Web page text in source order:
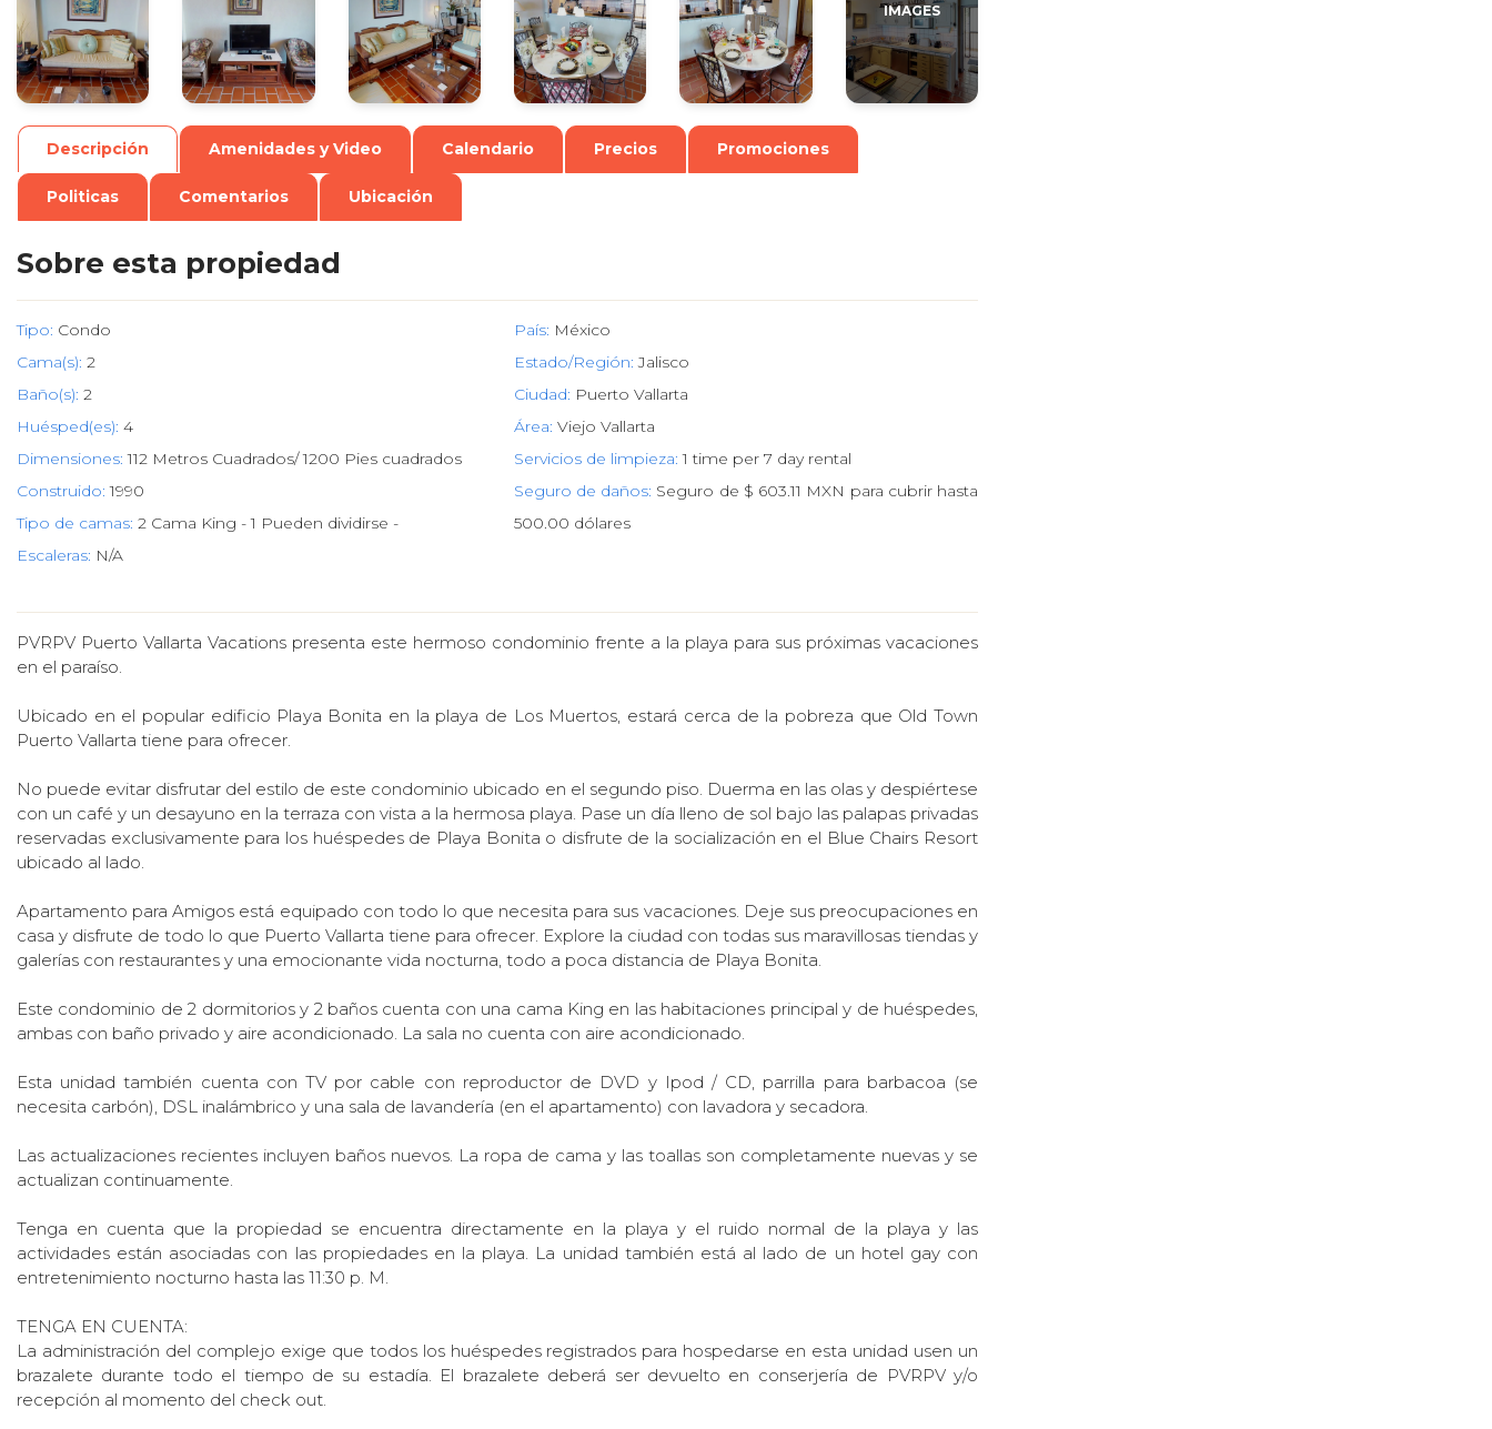
IMAGES
Descripción Amenidades y Video Calendario Precios Promociones
Politicas Comentarios Ubicación
Sobre esta propiedad
Tipo: Condo
Cama(s): 2
Baño(s): 2
Huésped(es): 4
Dimensiones: 112 Metros Cuadrados/ 1200 Pies cuadrados
Construido: 1990
Tipo de camas: 2 Cama King - 1 Pueden dividirse -
Escaleras: N/A
País: México
Estado/Región: Jalisco
Ciudad: Puerto Vallarta
Área: Viejo Vallarta
Servicios de limpieza: 1 time per 7 day rental
Seguro de daños: Seguro de $ 603.11 MXN para cubrir hasta
500.00 dólares
PVRPV Puerto Vallarta Vacations presenta este hermoso condominio frente a la playa para sus próximas vacaciones
en el paraíso.
Ubicado en el popular edificio Playa Bonita en la playa de Los Muertos, estará cerca de la pobreza que Old Town
Puerto Vallarta tiene para ofrecer.
No puede evitar disfrutar del estilo de este condominio ubicado en el segundo piso. Duerma en las olas y despiértese
con un café y un desayuno en la terraza con vista a la hermosa playa. Pase un día lleno de sol bajo las palapas privadas
reservadas exclusivamente para los huéspedes de Playa Bonita o disfrute de la socialización en el Blue Chairs Resort
ubicado al lado.
Apartamento para Amigos está equipado con todo lo que necesita para sus vacaciones. Deje sus preocupaciones en
casa y disfrute de todo lo que Puerto Vallarta tiene para ofrecer. Explore la ciudad con todas sus maravillosas tiendas y
galerías con restaurantes y una emocionante vida nocturna, todo a poca distancia de Playa Bonita.
Este condominio de 2 dormitorios y 2 baños cuenta con una cama King en las habitaciones principal y de huéspedes,
ambas con baño privado y aire acondicionado. La sala no cuenta con aire acondicionado.
Esta unidad también cuenta con TV por cable con reproductor de DVD y Ipod / CD, parrilla para barbacoa (se
necesita carbón), DSL inalámbrico y una sala de lavandería (en el apartamento) con lavadora y secadora.
Las actualizaciones recientes incluyen baños nuevos. La ropa de cama y las toallas son completamente nuevas y se
actualizan continuamente.
Tenga en cuenta que la propiedad se encuentra directamente en la playa y el ruido normal de la playa y las
actividades están asociadas con las propiedades en la playa. La unidad también está al lado de un hotel gay con
entretenimiento nocturno hasta las 11:30 p. M.
TENGA EN CUENTA:
La administración del complejo exige que todos los huéspedes registrados para hospedarse en esta unidad usen un
brazalete durante todo el tiempo de su estadía. El brazalete deberá ser devuelto en conserjería de PVRPV y/o
recepción al momento del check out.